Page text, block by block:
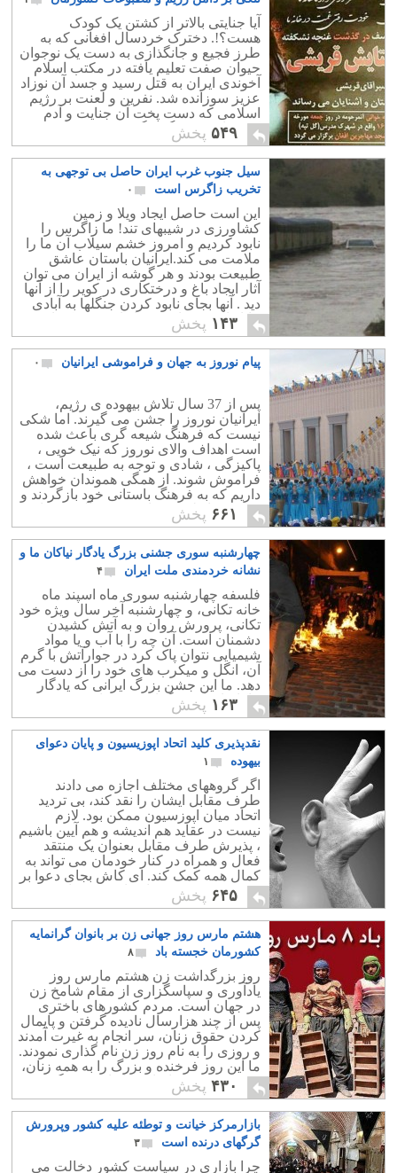
آیا جنایتی بالاتر از کشتن یک کودک
هست؟!. دخترک خردسال افغانی که به
طرز فجیع و جانگذازی به دست یک نوجوان
حیوان صفت تعلیم یافته در مکتب اسلام
آخوندی ایران به قتل رسید و جسد آن نوزاد
عزیز سوزانده شد. نفرین و لعنت بر رژیم
اسلامی که دست پخت آن جنایت و آدم
کشی است و ننگ برگروه مردم نژاد پرست
و بی فرهنگ.
۵۴۹ پخش
سیل جنوب غرب ایران حاصل بی توجهی به
تخریب زاگرس است
۰
این است حاصل ایجاد ویلا و زمین
کشاورزی در شیبهای تند! ما زاگرس را
نابود کردیم و امروز خشم سیلاب آن ما را
ملامت می کند.ایرانیان باستان عاشق
طبیعت بودند و هر گوشه از ایران می توان
آثار ایجاد باغ و درختکاری در کویر را از آنها
دید . آنها بجای نابود کردن جنگلها به آبادی
بیابانها می پرداختند. ما را چه شد که این
فرهنگ ارزشمند که شاید بالاترین دین و
کیان است را از دست دادیم؟
۱۴۳ پخش
پیام نوروز به جهان و فراموشی ایرانیان ۰
پس از 37 سال تلاش بیهوده ی رژیم،
ایرانیان نوروز را جشن می گیرند. اما شکی
نیست که فرهنگ شیعه گری باعث شده
است اهداف والای نوروز که نیک خویی ،
پاکیزگی ، شادی و توجه به طبیعت است ،
فراموش شوند. از همگی هموندان خواهش
داریم که به فرهنگ باستانی خود بازگردند و
مخصوصا طبیعت را در نوروز آلوده نسازند
و بلکه از زباله پاک بسازند.
۶۶۱ پخش
چهارشنبه سوری جشنی بزرگ یادگار نیاکان ما و
نشانه خردمندی ملت ایران
۴
فلسفه چهارشنبه سوری ماه اسپند ماه
خانه تکانی، و چهارشنبه آخر سال ویژه خود
تکانی، پرورش روان و به آتش کشیدن
دشمنان است. آن چه را با آب و یا مواد
شیمیایی نتوان پاک کرد در جوارآتش با گرم
آن، انگل و میکرب های خود را از دست می
دهد. ما این جشن بزرگ ایرانی که یادگار
نیاکانمان است گرامی می داریم .
۱۶۳ پخش
نقدپذیری کلید اتحاد اپوزیسیون و پایان دعوای
بیهوده
۱
اگر گروههای مختلف اجازه می دادند
طرف مقابل ایشان را نقد کند، بی تردید
اتحاد میان اپوزسیون ممکن بود. لازم
نیست در عقاید هم اندیشه و هم آیین باشیم
، پذیرش طرف مقابل بعنوان یک منتقد
فعال و همراه در کنار خودمان می تواند به
کمال همه کمک کند. ای کاش بجای دعوا بر
سر قبر مصدق و شاه ، از شیوه های
نادرست گذشته که باعث اختلاف میان
ملیّون و سلطنت طلبان شده است دست
برداریم.
۶۴۵ پخش
هشتم مارس روز جهانی زن بر بانوان گرانمایه
کشورمان خجسته باد
۸
روز بزرگداشت زن هشتم مارس روز
یادآوری و سپاسگزاری از مقام شامخ زن
در جهان است. مردم کشورهای باختری
پس از چند هزارسال نادیده گرفتن و پایمال
کردن حقوق زنان، سر انجام به غیرت آمدند
و روزی را به نام روز زن نام گذاری نمودند.
ما این روز فرخنده و بزرگ را به همه زنان،
به ویژه هم میهنانمان شادباش می گوییم.
۴۳۰ پخش
بازارمرکز خیانت و توطئه علیه کشور وپرورش
گرگهای درنده است
۳
چرا بازاری در سیاست کشور دخالت می